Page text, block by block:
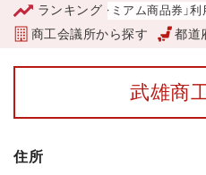
ランキング
「青森市プレミアム商品券」利
商工会議所から探す 都道
武雄商
住所